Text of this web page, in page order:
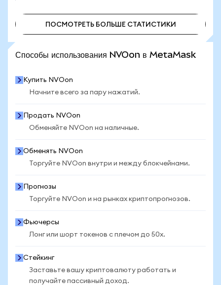
ПОСМОТРЕТЬ БОЛЬШЕ СТАТИСТИКИ
Способы использования NVOon в MetaMask
Купить NVOon
Начните всего за пару нажатий.
Продать NVOon
Обменяйте NVOon на наличные.
Обменять NVOon
Торгуйте NVOon внутри и между блокчейнами.
Прогнозы
Торгуйте NVOon и на рынках криптопрогнозов.
Фьючерсы
Лонг или шорт токенов с плечом до 50x.
Стейкинг
Заставьте вашу криптовалюту работать и
получайте пассивный доход.